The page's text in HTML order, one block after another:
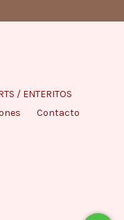
/ ENTERITOS
Contacto